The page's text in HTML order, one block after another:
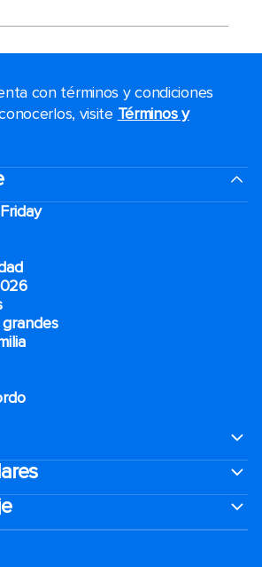
con términos y condiciones
visite Términos y